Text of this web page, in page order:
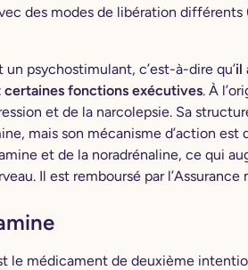
des modes de libération
psychostimulant, c’est-à-dire qu’il
fonctions exécutives. À
et de la narcolepsie. Sa
mais son mécanisme d’action
et de la noradrénaline, ce qui
Il est remboursé par l’Assurance
le médicament de deuxième